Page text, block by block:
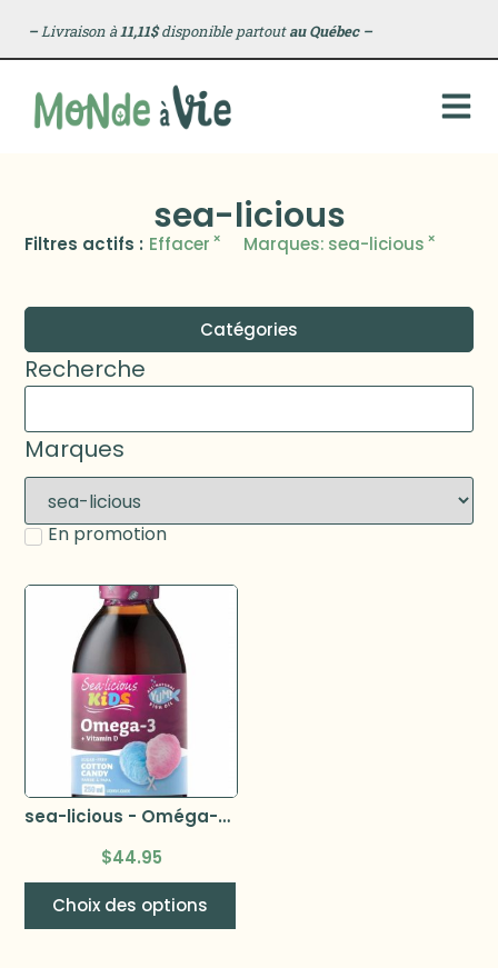
–Livraison à11,11$disponible partoutau Québec –
sea-licious
Filtres actifs : Effacer × Marques: sea-licious ×
Catégories
Recherche
Marques
En promotion
sea-licious - Oméga-3 pour enfants
$44.95
Choix des options